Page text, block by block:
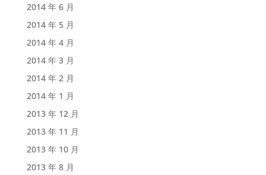
2014 年 6 月
2014 年 5 月
2014 年 4 月
2014 年 3 月
2014 年 2 月
2014 年 1 月
2013 年 12 月
2013 年 11 月
2013 年 10 月
2013 年 8 月